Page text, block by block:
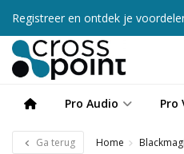
Registreer en ontdek je
Pro Audio Pro
Ga terug Home